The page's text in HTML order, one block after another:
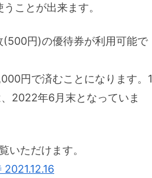
ことが出来ます。
(500円)の優待券が利用可能で
円で済むことになります。1
2022年6月末となっていま
いただけます。